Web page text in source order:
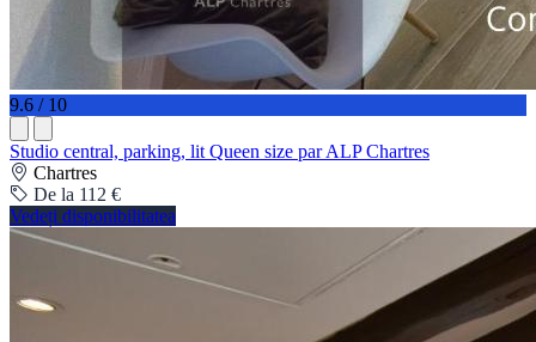
9.6 / 10
Studio central, parking, lit Queen size par ALP Chartres
Chartres
De la 112 €
Vedeți disponibilitatea